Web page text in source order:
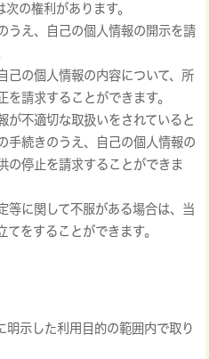
の権利があります。
うえ、自己の個人情報の開示を請
己の個人情報の内容について、所
を請求することができます。
が不適切な取扱いをされていると
手続きのうえ、自己の個人情報の
の停止を請求することができま
等に関して不服がある場合は、当
をすることができます。
明示した利用目的の範囲内で取り